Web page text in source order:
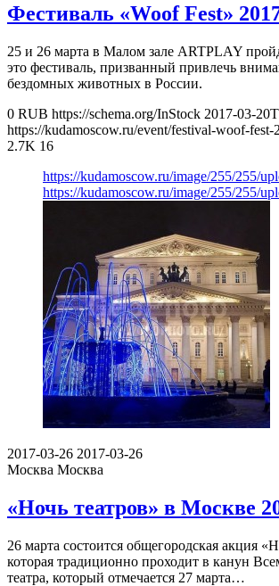
Фестиваль «Woof Fest»
25 и 26 марта в Малом зале ARTPLAY
это фестиваль, призванный привлечь
бездомных животных в России.
0 RUB https://schema.org/InStock 2017-03-
https://kudamoscow.ru/event/festival-woof-fest-
2.7K 16
https://kudamoscow.ru/image/255/255/
https://kudamoscow.ru/image/255/255/
2017-03-26 2017-03-26
Москва Москва
«Ночь театров» в Москве
26 марта состоится общегородская акция
которая традиционно проходит в канун
театра, который отмечается 27 марта…